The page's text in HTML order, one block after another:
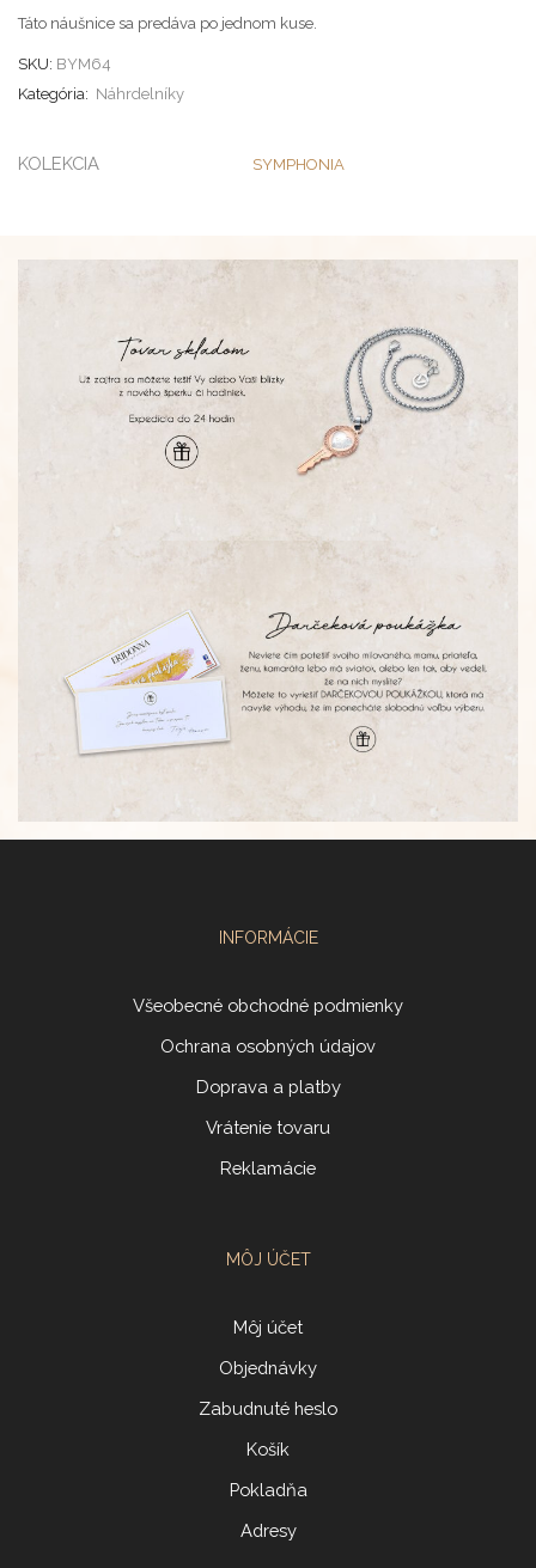
Táto náušnice sa predáva po jednom kuse.
SKU: BYM64
Kategória: Náhrdelníky
KOLEKCIA SYMPHONIA
INFORMÁCIE
Všeobecné obchodné podmienky
Ochrana osobných údajov
Doprava a platby
Vrátenie tovaru
Reklamácie
MÔJ ÚČET
Môj účet
Objednávky
Zabudnuté heslo
Košík
Pokladňa
Adresy